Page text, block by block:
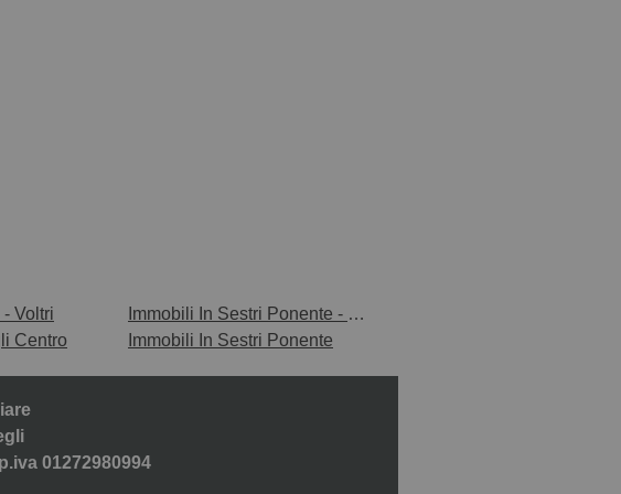
- Voltri
Immobili In Sestri Ponente - Borzoli
Centro Immobili In Sestri Ponente
01272980994